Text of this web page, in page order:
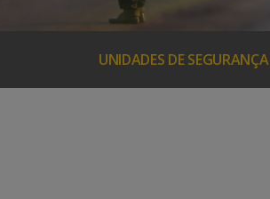
UNIDADES DE SEGURANÇA